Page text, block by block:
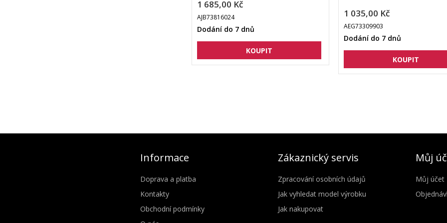
1 685,00 Kč
AJB73816024
Dodání do 7 dnů
1 035,00 Kč
AEG73309903
Dodání do 7 dnů
Informace
Doprava a platba
Kontakty
Obchodní podmínky
Zákaznický servis
Zpracování osobních údajů
Jak vyhledat model výrobku
Jak nakupovat
Můj
Můj účet